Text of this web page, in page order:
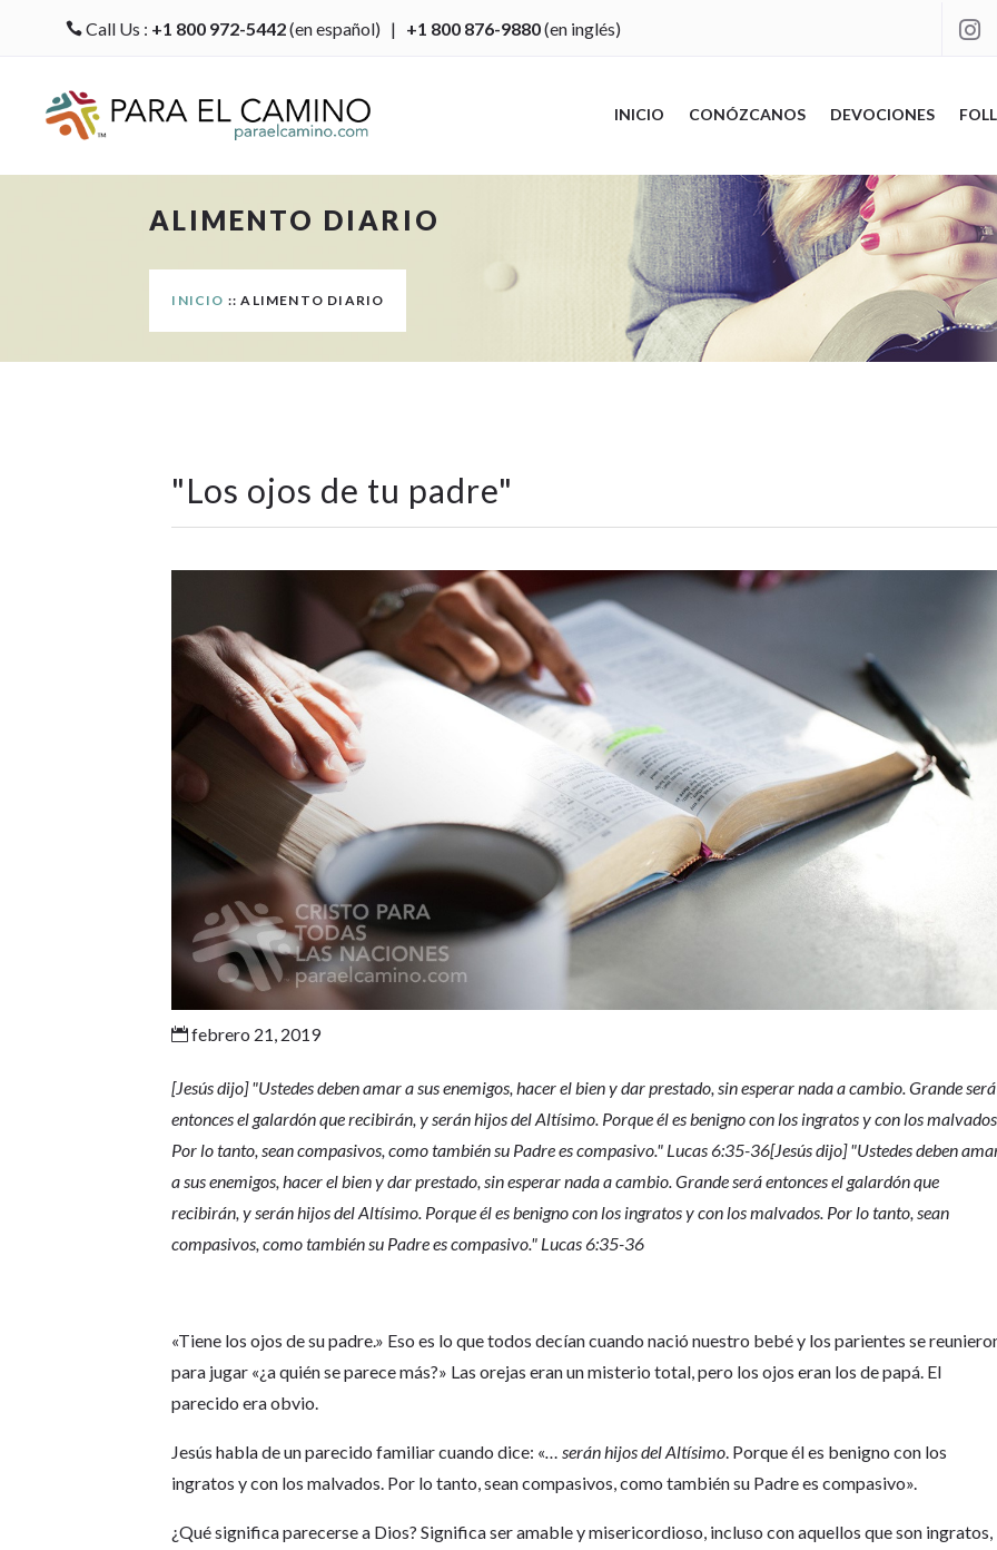
Call Us : +1 800 972-5442(en español) | +1 800 876-9880(en inglés) 
INICIO CONÓZCANOS DEVOCIONES
ALIMENTO DIARIO
INICIO :: ALIMENTO DIARIO
"Los ojos de tu padre"
 febrero 21, 2019
[Jesús dijo] "Ustedes deben amar a sus enemigos, hacer el bien y dar prestado, sin esperar nada a cambio. Grande será
entonces el galardón que recibirán, y serán hijos del Altísimo. Porque él es benigno con los ingratos y con los
Por lo tanto, sean compasivos, como también su Padre es compasivo." Lucas 6:35-36[Jesús dijo] "Ustedes deben
a sus enemigos, hacer el bien y dar prestado, sin esperar nada a cambio. Grande será entonces el galardón que
recibirán, y serán hijos del Altísimo. Porque él es benigno con los ingratos y con los malvados. Por lo tanto, sean
compasivos, como también su Padre es compasivo." Lucas 6:35-36
«Tiene los ojos de su padre.» Eso es lo que todos decían cuando nació nuestro bebé y los parientes se
para jugar «¿a quién se parece más?» Las orejas eran un misterio total, pero los ojos eran los de papá. El
parecido era obvio.
Jesús habla de un parecido familiar cuando dice: «… serán hijos del Altísimo. Porque él es benigno con los
ingratos y con los malvados. Por lo tanto, sean compasivos, como también su Padre es compasivo».
¿Qué significa parecerse a Dios? Significa ser amable y misericordioso, incluso con aquellos que son ingratos,